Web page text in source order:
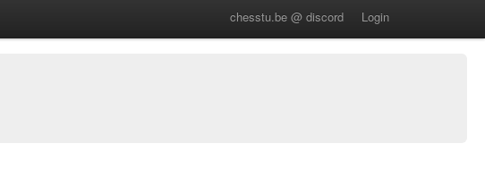
chesstu.be @ discord Login